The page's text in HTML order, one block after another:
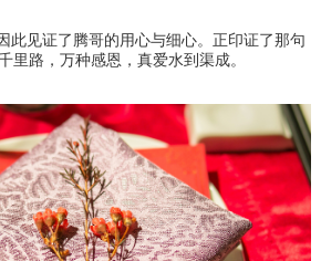
此见证了腾哥的用心与细心。正印证了那句
里路，万种感恩，真爱水到渠成。